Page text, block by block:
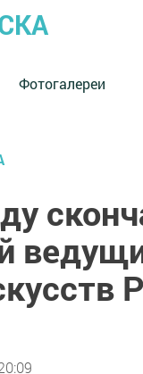
Фотогалереи